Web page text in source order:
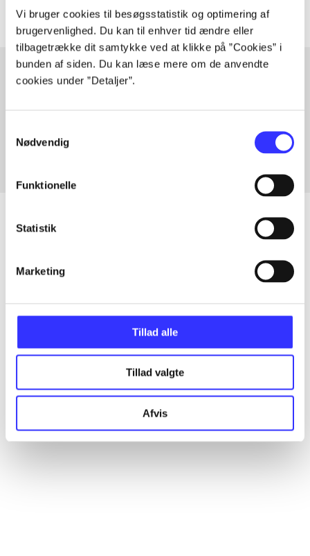
Vi bruger cookies til besøgsstatistik og optimering af
brugervenlighed. Du kan til enhver tid ændre eller
tilbagetrække dit samtykke ved at klikke på ”Cookies” i
bunden af siden. Du kan læse mere om de anvendte
cookies under ”Detaljer”.
Nødvendig
Funktionelle
Statistik
Marketing
Tillad alle
Tillad valgte
Afvis
Alle registrerede artikler fordelt på udgivelser
...